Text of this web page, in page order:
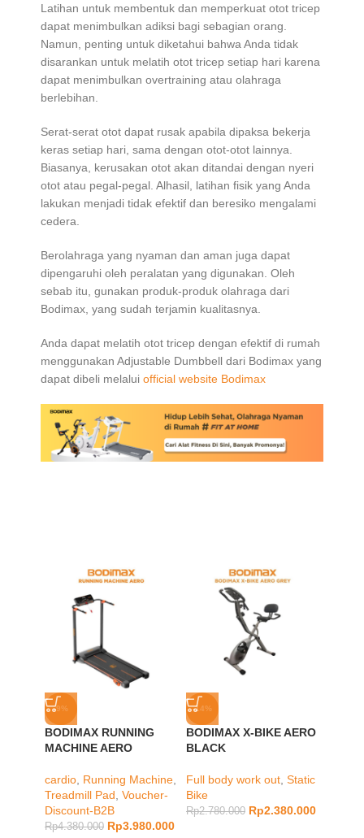
Latihan untuk membentuk dan memperkuat otot tricep
dapat menimbulkan adiksi bagi sebagian orang.
Namun, penting untuk diketahui bahwa Anda tidak
disarankan untuk melatih otot tricep setiap hari karena
dapat menimbulkan overtraining atau olahraga
berlebihan.
Serat-serat otot dapat rusak apabila dipaksa bekerja
keras setiap hari, sama dengan otot-otot lainnya.
Biasanya, kerusakan otot akan ditandai dengan nyeri
otot atau pegal-pegal. Alhasil, latihan fisik yang Anda
lakukan menjadi tidak efektif dan beresiko mengalami
cedera.
Berolahraga yang nyaman dan aman juga dapat
dipengaruhi oleh peralatan yang digunakan. Oleh
sebab itu, gunakan produk-produk olahraga dari
Bodimax, yang sudah terjamin kualitasnya.
Anda dapat melatih otot tricep dengan efektif di rumah
menggunakan Adjustable Dumbbell dari Bodimax yang
dapat dibeli melalui official website Bodimax
-9%
BODIMAX RUNNING
MACHINE AERO
cardio Running Machine
Treadmill Pad Voucher-
Discount-B2B
Rp4.380.000 Rp3.980.000
-14%
BODIMAX X-BIKE AERO
BLACK
Full body work out Static
Bike
Rp2.780.000 Rp2.380.000